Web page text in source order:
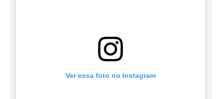
Ver essa foto no Instagram